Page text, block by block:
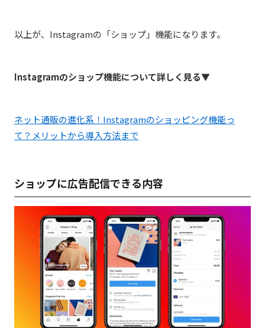
以上が、Instagramの「ショップ」機能になります。
Instagramのショップ機能について詳しく見る▼
ネット通販の進化系！Instagramのショッピング機能っ
て？メリットから導入方法まで
ショップに広告配信できる内容